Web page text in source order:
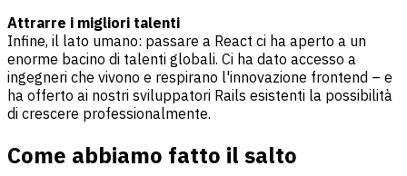
Attrarre i migliori talenti
Infine, il lato umano: passare a React ci ha aperto a un
enorme bacino di talenti globali. Ci ha dato accesso a
ingegneri che vivono e respirano l'innovazione frontend – e
ha offerto ai nostri sviluppatori Rails esistenti la possibilità
di crescere professionalmente.
Come abbiamo fatto il salto